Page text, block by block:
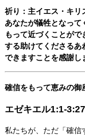
祈り：主イエス・キリ
あなたが犠牲となっ
もって近づくことが
する助けてくださるあ
できますことを感謝し
確信をもって恵みの御
エゼキエル1:1-3:27
私たちが、ただ「確信